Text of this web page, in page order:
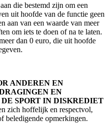
die bestemd zijn om een
uit hoofde van de functie geen
aan van een waarde van meer
om iets te doen of na te laten.
dan 0 euro, die uit hoofde
ANDEREN EN
EN
SPORT IN DISKREDIET
zich hoffelijk en respectvol,
beledigende opmerkingen.